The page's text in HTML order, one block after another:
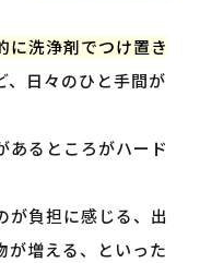
に洗浄剤でつけ置き
、日々のひと手間が
あるところがハード
が負担に感じる、出
が増える、といった